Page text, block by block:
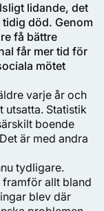
Kingdom
lidande, det
död. Genom
få bättre
får mer tid för
mötet
varje år och
utsatta. Statistik
boende
är med andra
tydligare.
framför allt bland
blev där